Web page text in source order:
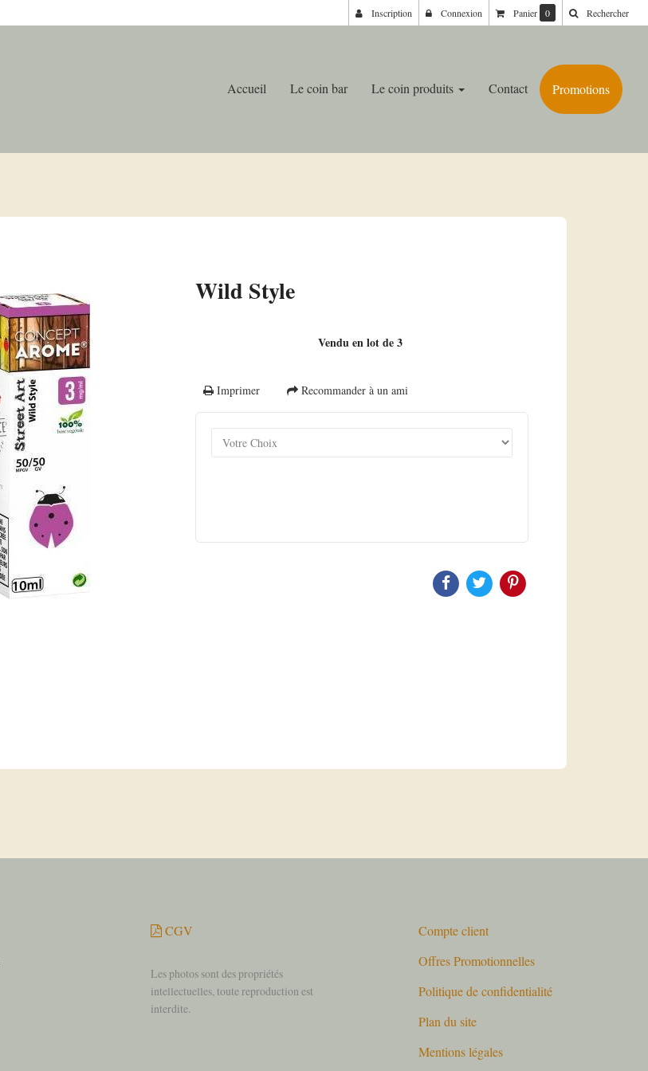
Accueil Le coin bar Le coin produits Contact Promotions
Wild Style
Vendu en lot de 3
Imprimer Recommander à un ami
Inscription Connexion Panier 0 Rechercher
CGV
Les photos sont des propriétés
intellectuelles, toute reproduction est
interdite.
Compte client
Offres Promotionnelles
Politique de confidentialité
Plan du site
Mentions légales